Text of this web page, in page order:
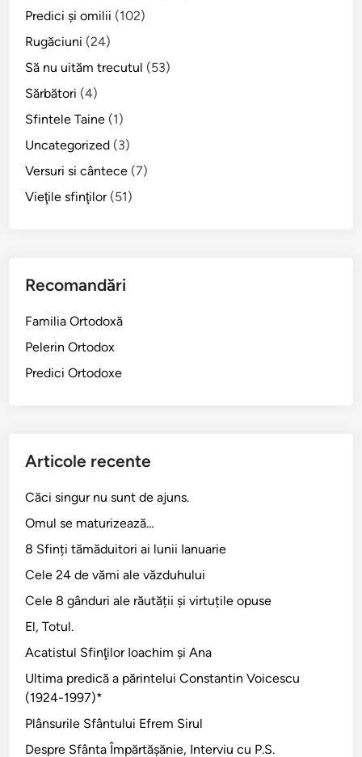
Predici şi omilii (102)
Rugăciuni (24)
Să nu uităm trecutul (53)
Sărbători (4)
Sfintele Taine (1)
Uncategorized (3)
Versuri si cântece (7)
Vieţile sfinţilor(51)
Recomandări
Familia Ortodoxă
Pelerin Ortodox
Predici Ortodoxe
Articole recente
Căci singur nu sunt de ajuns.
Omul se maturizează…
8 Sfinți tămăduitori ai lunii Ianuarie
Cele 24 de vămi ale văzduhului
Cele 8 gânduri ale răutății și virtuțile opuse
El, Totul.
Acatistul Sfinţilor Ioachim şi Ana
Ultima predică a părintelui Constantin Voicescu
(1924-1997)*
Plânsurile Sfântului Efrem Sirul
Despre Sfânta Împărtăşănie, Interviu cu P.S.